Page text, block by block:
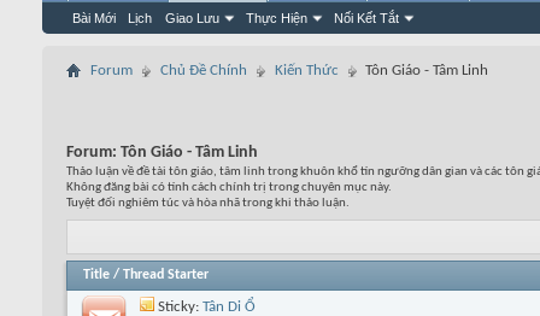
Bài Mới Lịch Giao Lưu Thực Hiện Nối Kết Tắt
Forum Chủ Đề Chính Kiến Thức Tôn Giáo - Tâm Linh
Forum: Tôn Giáo - Tâm Linh
Thảo luận về đề tài tôn giáo, tâm linh trong khuôn khổ tín ngưỡng dân gian và các tôn
Không đăng bài có tính cách chính trị trong chuyên mục này.
Tuyệt đối nghiêm túc và hòa nhã trong khi thảo luận.
Title / Thread Starter
Sticky: Tân Di Ổ